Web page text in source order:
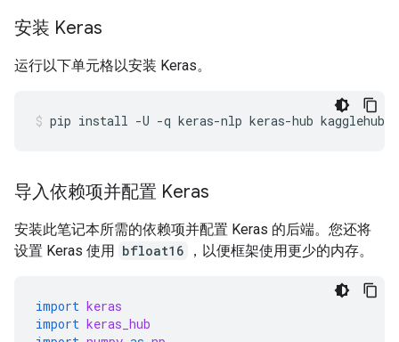
安装 Keras
运行以下单元格以安装 Keras。
pip install -U -q keras-nlp keras-hub kagglehub
导入依赖项并配置 Keras
安装此笔记本所需的依赖项并配置 Keras 的后端。您还将
设置 Keras 使用 bfloat16 ，以便框架使用更少的内存。
import keras
import keras_hub